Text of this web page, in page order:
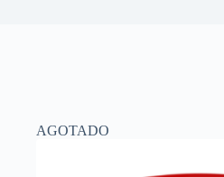
AGOTADO